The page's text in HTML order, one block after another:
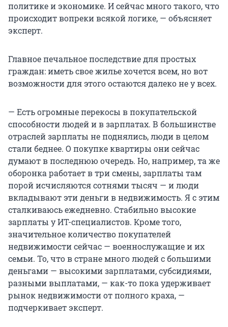
политике и экономике. И сейчас много такого, что
происходит вопреки всякой логике, — объясняет
эксперт.
Главное печальное последствие для простых
граждан: иметь свое жилье хочется всем, но вот
возможности для этого остаются далеко не у всех.
— Есть огромные перекосы в покупательской
способности людей и в зарплатах. В большинстве
отраслей зарплаты не поднялись, люди в целом
стали беднее. О покупке квартиры они сейчас
думают в последнюю очередь. Но, например, та же
оборонка работает в три смены, зарплаты там
порой исчисляются сотнями тысяч — и люди
вкладывают эти деньги в недвижимость. Я с этим
сталкиваюсь ежедневно. Стабильно высокие
зарплаты у ИТ-специалистов. Кроме того,
значительное количество покупателей
недвижимости сейчас — военнослужащие и их
семьи. То, что в стране много людей с большими
деньгами — высокими зарплатами, субсидиями,
разными выплатами, — как-то пока удерживает
рынок недвижимости от полного краха, —
подчеркивает эксперт.